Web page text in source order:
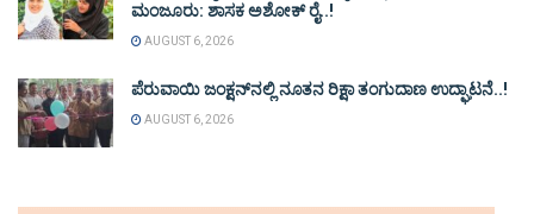
ಮಂಜೂರು: ಶಾಸಕ ಅಶೋಕ್ ರೈ..!
AUGUST 6, 2026
ಪೆರುವಾಯಿ ಜಂಕ್ಷನ್‌ನಲ್ಲಿ ನೂತನ ರಿಕ್ಷಾ ತಂಗುದಾಣ ಉದ್ಘಾಟನೆ..!
AUGUST 6, 2026